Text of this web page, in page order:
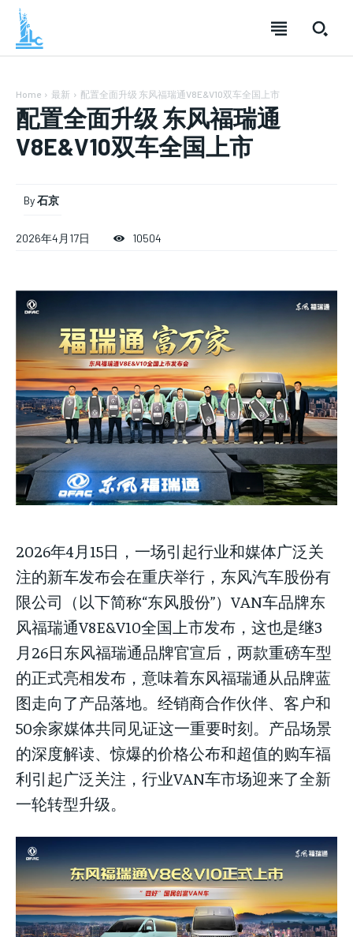
Welcome to Liberty Case
We have a curated list of the most noteworthy news
from all across the globe. With any subscription plan,
you get access toexclusive articlesthat let you
stay ahead of the curve.
Your Profile
NEWS LIFESTYLE PUBLIC OPINION
LIFESTYLE
Welcome to Liberty Case
We have a curated list of the most noteworthy news from all
across the globe. With any subscription plan, you get access
toexclusive articlesthat let you stay ahead of the curve.
Your Profile
NEWS LIFESTYLE PUBLIC OPINION
LIFESTYLE
Welcome to Liberty Case
We have a curated list of the most noteworthy news from all
across the globe. With any subscription plan, you get access
toexclusive articlesthat let you stay ahead of the curve.
Your Profile
NEWS LIFESTYLE PUBLIC OPINION
LIFESTYLE
Home 最新 配置全面升级 东风福瑞通V8E&V10双车全国上市
配置全面升级 东风福瑞通
V8E&V10双车全国上市
By石京
2026年4月17日 10504
2026年4月15日，一场引起行业和媒体广泛关
注的新车发布会在重庆举行，东风汽车股份有
限公司（以下简称“东风股份”）VAN车品牌东
风福瑞通V8E&V10全国上市发布，这也是继3
月26日东风福瑞通品牌官宣后，两款重磅车型
的正式亮相发布，意味着东风福瑞通从品牌蓝
图走向了产品落地。经销商合作伙伴、客户和
50余家媒体共同见证这一重要时刻。产品场景
的深度解读、惊爆的价格公布和超值的购车福
利引起广泛关注，行业VAN车市场迎来了全新
一轮转型升级。